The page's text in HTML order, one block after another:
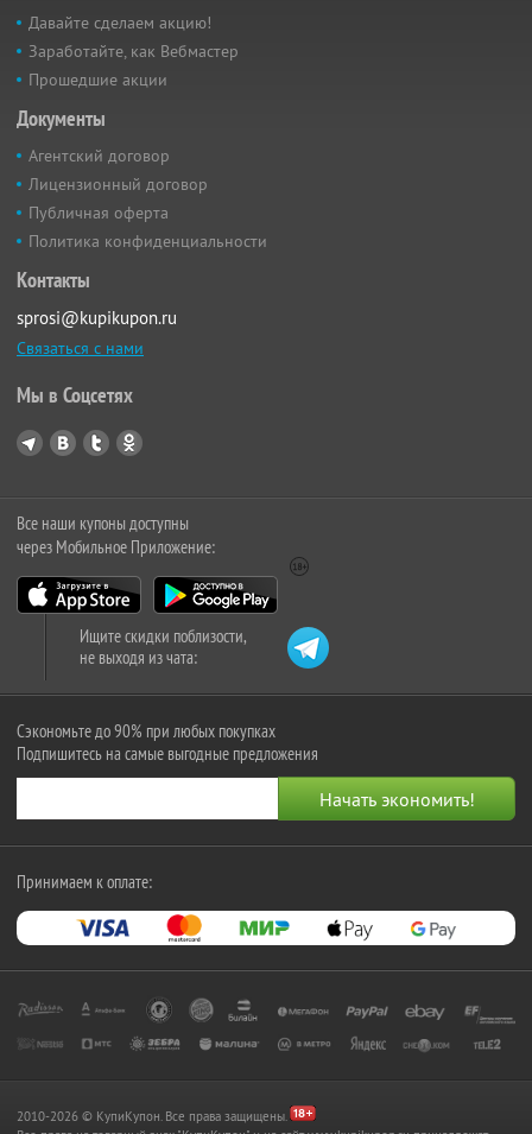
Давайте сделаем акцию!
Заработайте, как Вебмастер
Прошедшие акции
Документы
Агентский договор
Лицензионный договор
Публичная оферта
Политика конфиденциальности
Контакты
sprosi@kupikupon.ru
Связаться с нами
Мы в Соцсетях
Все наши купоны доступны
через Мобильное Приложение:
Ищите скидки поблизости,
не выходя из чата:
Сэкономьте до 90% при любых покупках
Подпишитесь на самые выгодные предложения
Принимаем к оплате:
2010-2026 © КупиКупон. Все права защищены.